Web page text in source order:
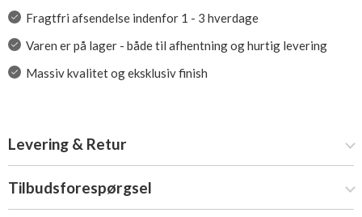
Fragtfri afsendelse indenfor 1 - 3 hverdage
Varen er på lager - både til afhentning og hurtig levering
Massiv kvalitet og eksklusiv finish
Levering & Retur
Tilbudsforespørgsel